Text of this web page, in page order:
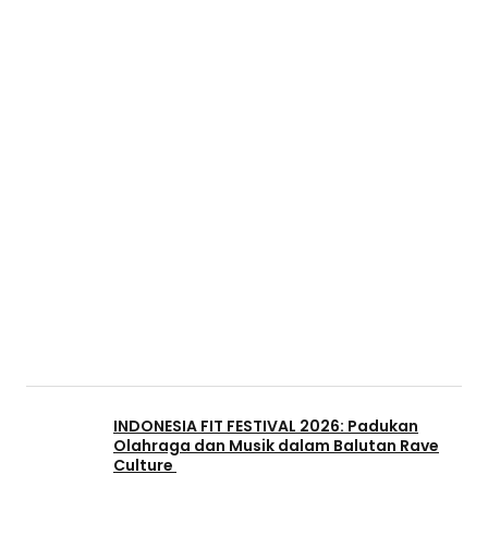
INDONESIA FIT FESTIVAL 2026: Padukan
Olahraga dan Musik dalam Balutan Rave
Culture